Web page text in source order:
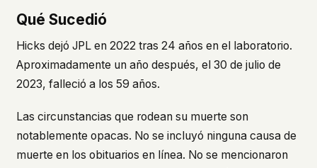
Qué Sucedió
Hicks dejó JPL en 2022 tras 24 años en el laboratorio.
Aproximadamente un año después, el 30 de julio de
2023, falleció a los 59 años.
Las circunstancias que rodean su muerte son
notablemente opacas. No se incluyó ninguna causa de
muerte en los obituarios en línea. No se mencionaron